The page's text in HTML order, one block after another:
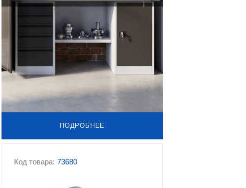
ПОДРОБНЕЕ
Код товара: 73680